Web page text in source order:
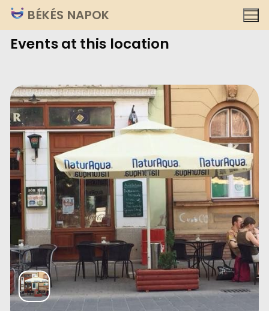
Ugrás
a
tartalomra
BÉKÉS NAPOK
Events at this location